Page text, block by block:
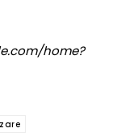
home?